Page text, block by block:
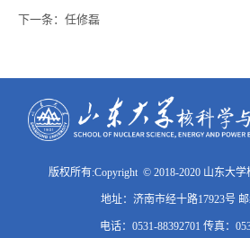
下一条： 任修磊
版权所有:Copyright © 2018-2020 山东大
地址：济南市经十路17923号 邮
电话：0531-88392701 传真：